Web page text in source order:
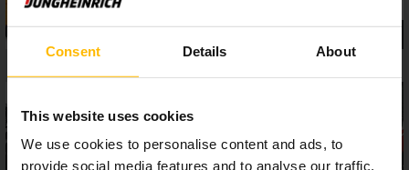
Consent Details About
This website uses cookies
We use cookies to personalise content and ads, to
provide social media features and to analyse our traffic.